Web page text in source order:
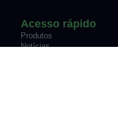
Acesso rápido
Produtos
Notícias